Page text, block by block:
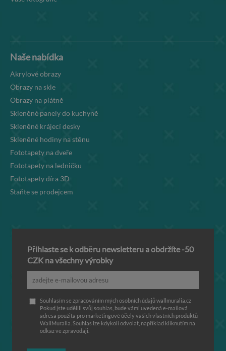
Naše nabídka
Akrylové obrazy
Obrazy na skle
Obrazy na plátně
Skleněné panely do kuchyně
Skleněné krájecí desky
Skleněné hodiny na stěnu
Fototapety na dveře
Fototapety na ledničku
Fototapety díra 3D
Staňte se prodejcem
Přihlaste se k odběru newsletteru a obdržíte -50
CZK na všechny výrobky
Souhlasím se zpracováním mých osobních údajů wallmuralia.cz
Pokud jste udělili svůj souhlas, bude vámi uvedená e-mailová
adresa použita pro marketingové účely vašich vlastních produktů
WallMuralia. Souhlas lze kdykoli odvolat, například kliknutím na
odkaz ve zpravodaji.